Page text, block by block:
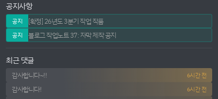
공지사항
공지 [확정] 26년도 3분기 작업 작품
공지 블로그 작업노트 37: 자막 제작 공지
최근 댓글
감사합니다~!! 6시간 전
감사합니다! 6시간 전